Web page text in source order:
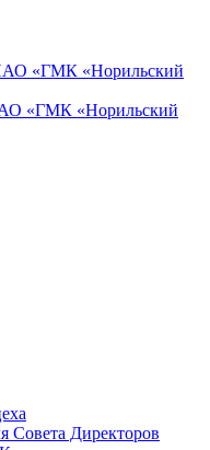
«ГМК «Норильский
«ГМК «Норильский
Совета Директоров